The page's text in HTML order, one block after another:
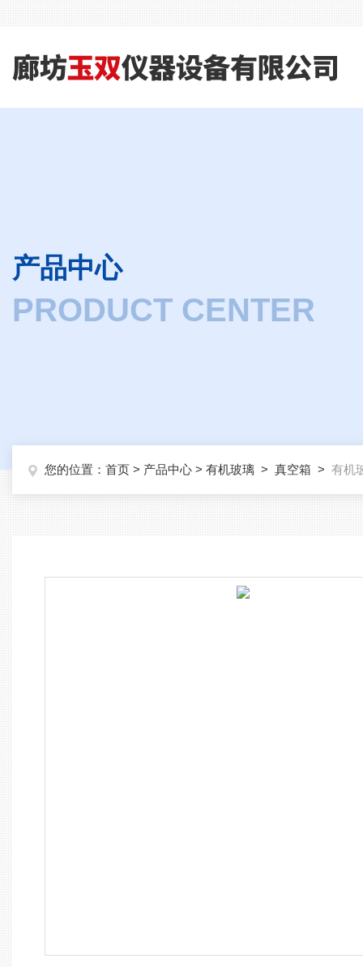
产品中心
PRODUCT CENTER
您的位置： 首页 > 产品中心 > 有机玻璃 > 真空箱 > 有机